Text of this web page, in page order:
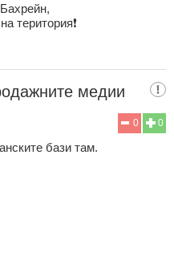
територия❗
медии
0
0
бази там.